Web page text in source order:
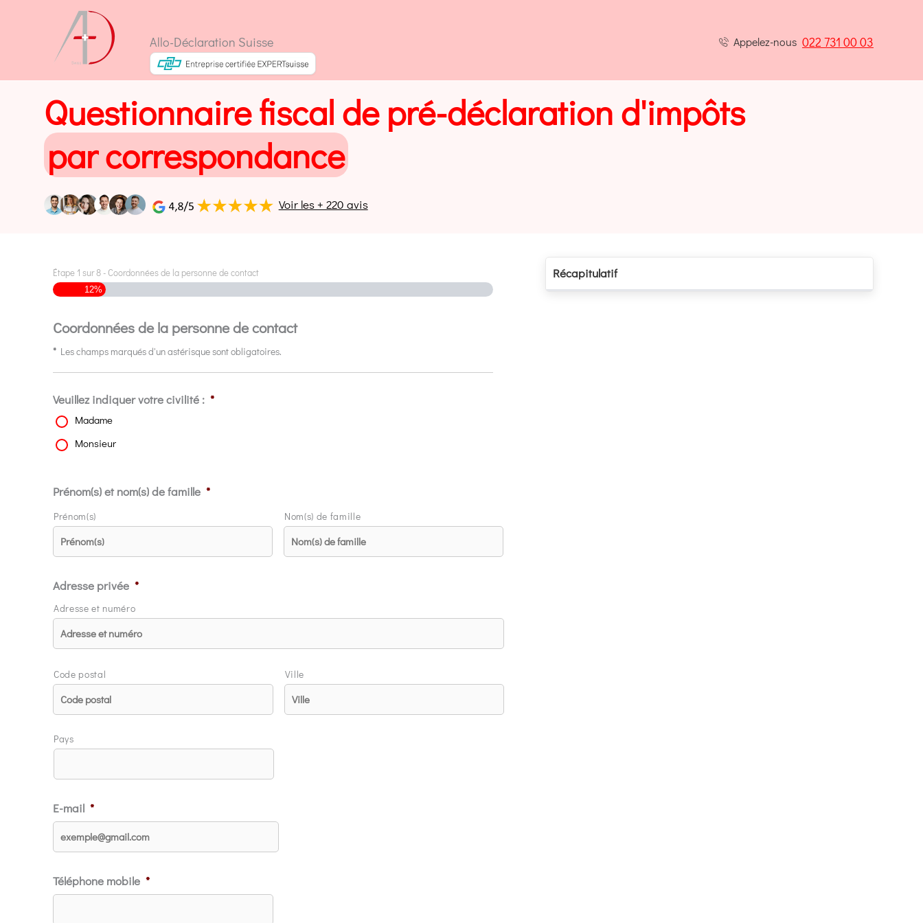
Allo-Déclaration Suisse Appelez-nous 022 731 00 03
Questionnaire fiscal de pré-déclaration d'impôts
par correspondance
Voir les + 220 avis
Étape 1 sur8 - Coordonnées de la personne de contact
12%
Coordonnées de la personne de contact
* Les champs marqués d'un astérisque sont obligatoires.
Veuillez indiquer votre civilité : *
Madame
Monsieur
Prénom(s) et nom(s) de famille *
Prénom(s) Nom(s) de famille
Adresse privée *
Adresse et numéro
Code postal Ville
Pays
E-mail *
Téléphone mobile *
Récapitulatif